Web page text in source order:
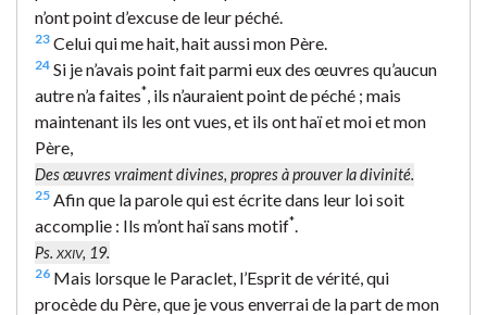
n’ont point d’excuse de leur péché.
23 Celui qui me hait, hait aussi mon Père.
24 Si je n’avais point fait parmi eux des œuvres qu’aucun
autre n’a faites* , ils n’auraient point de péché ; mais
maintenant ils les ont vues, et ils ont haï et moi et mon
Père,
Des œuvres vraiment divines, propres à prouver la divinité.
25 Afin que la parole qui est écrite dans leur loi soit
accomplie : Ils m’ont haï sans motif*
Ps. XXIV, 19.
26 Mais lorsque le Paraclet, l’Esprit de vérité, qui
procède du Père, que je vous enverrai de la part de mon